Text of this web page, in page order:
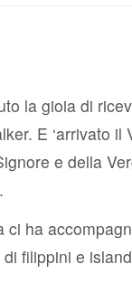
la gioia di
E ‘arrivato
e della
ci ha
filippini e